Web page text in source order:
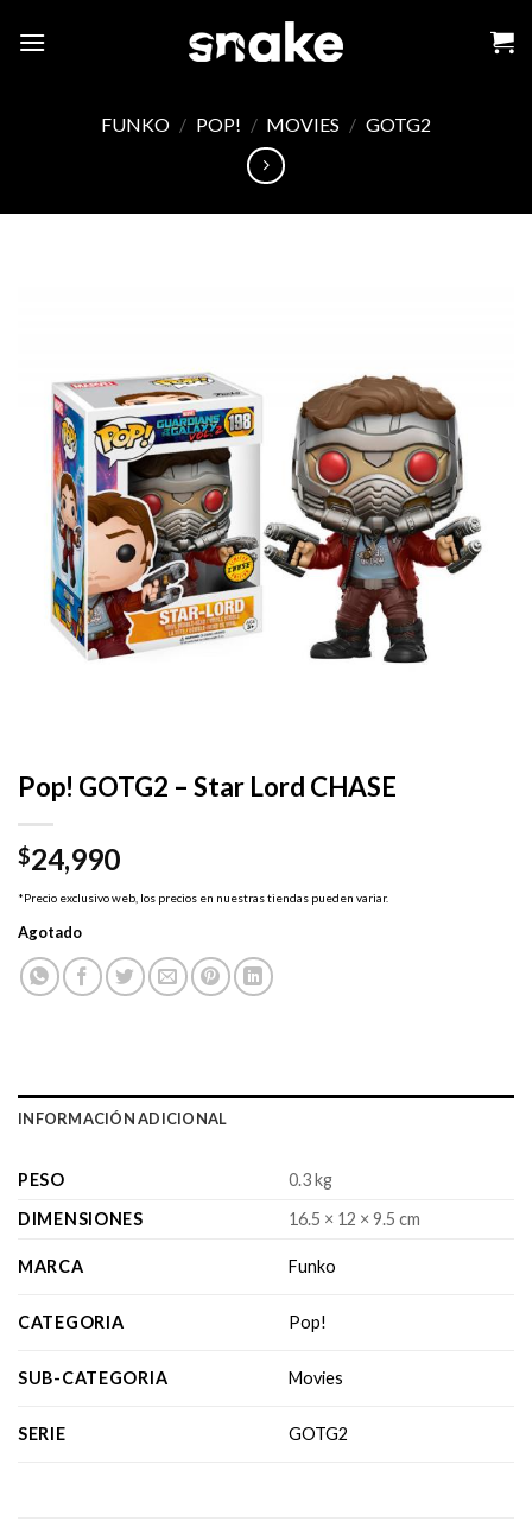
FUNKO / POP! / MOVIES / GOTG2
Pop! GOTG2 – Star Lord CHASE
$24,990
*Precio exclusivo web, los precios en nuestras tiendas pueden variar.
Agotado
INFORMACIÓN ADICIONAL
PESO
0.3 kg
DIMENSIONES
16.5 × 12 × 9.5 cm
MARCA Funko
CATEGORIA Pop!
SUB-CATEGORIA Movies
SERIE GOTG2